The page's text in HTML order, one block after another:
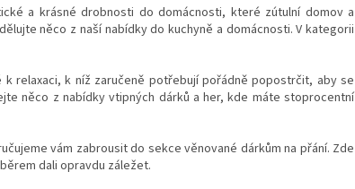
a krásné drobnosti do domácnosti, které zútulní domov a
něco z naší nabídky do kuchyně a domácnosti. V kategorii
relaxaci, k níž zaručeně potřebují pořádně popostrčit, aby se
něco z nabídky vtipných dárků a her, kde máte stoprocentní
vám zabrousit do sekce věnované dárkům na přání. Zde
dali opravdu záležet.